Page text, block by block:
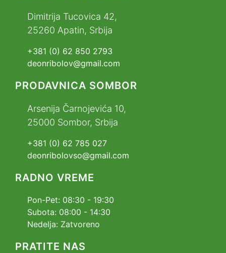
Dimitrija Tucovica 42,
25260 Apatin, Srbija
+381 (0) 62 850 2793
deonribolov@gmail.com
PRODAVNICA SOMBOR
Arsenija Čarnojevića 10,
25000 Sombor, Srbija
+381 (0) 62 785 027
deonribolovso@gmail.com
RADNO VREME
Pon-Pet: 08:30 - 19:30
Subota: 08:00 - 14:30
Nedelja: Zatvoreno
PRATITE NAS